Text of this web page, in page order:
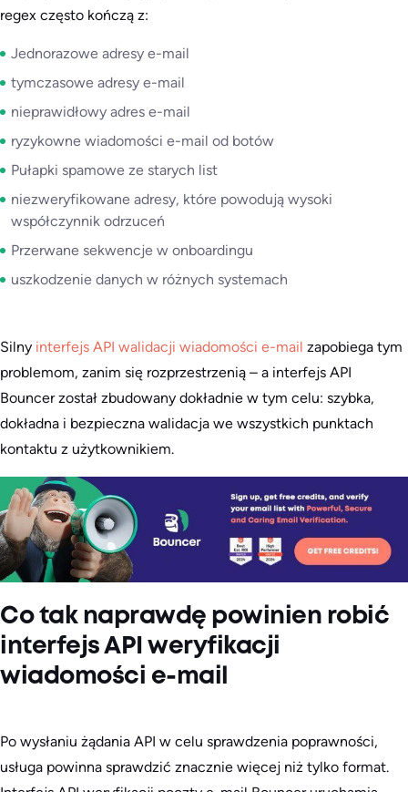
regex często kończą z:
Jednorazowe adresy e-mail
tymczasowe adresy e-mail
nieprawidłowy adres e-mail
ryzykowne wiadomości e-mail od botów
Pułapki spamowe ze starych list
niezweryfikowane adresy, które powodują wysoki
współczynnik odrzuceń
Przerwane sekwencje w onboardingu
uszkodzenie danych w różnych systemach
Silny interfejs API walidacji wiadomości e-mail zapobiega tym
problemom, zanim się rozprzestrzenią – a interfejs API
Bouncer został zbudowany dokładnie w tym celu: szybka,
dokładna i bezpieczna walidacja we wszystkich punktach
kontaktu z użytkownikiem.
Co tak naprawdę powinien robić
interfejs API weryfikacji
wiadomości e-mail
Po wysłaniu żądania API w celu sprawdzenia poprawności,
usługa powinna sprawdzić znacznie więcej niż tylko format.